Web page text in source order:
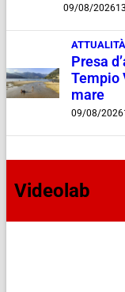
09/08/2026
ATTUALITÀ
Presa
Tempio
mare
09/08/2026
Videolab